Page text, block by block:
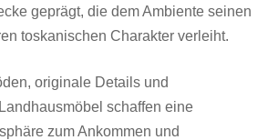
geprägt, die dem Ambiente seinen
toskanischen Charakter verleiht.
originale Details und
schaffen eine
zum Ankommen und